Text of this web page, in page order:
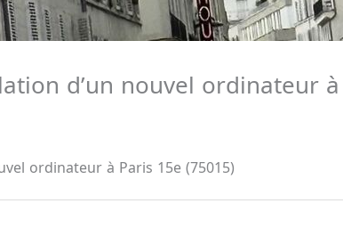
d’un nouvel ordinateur à
ordinateur à Paris 15e (75015)